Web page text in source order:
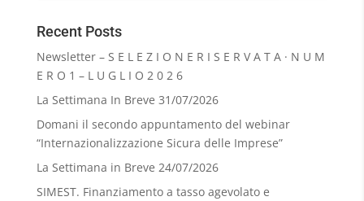
Recent Posts
Newsletter – S E L E Z I O N E R I S E R V A T A · N U M
E R O 1 – L U G L I O 2 0 2 6
La Settimana In Breve 31/07/2026
Domani il secondo appuntamento del webinar
“Internazionalizzazione Sicura delle Imprese”
La Settimana in Breve 24/07/2026
SIMEST. Finanziamento a tasso agevolato e